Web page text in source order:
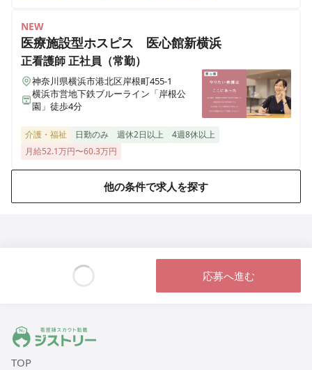
正看護師 正社員（常勤）
透析室看護師募集！【17時まで勤務★有給消化率
100%★残業ほぼなし】スタッフが明るく活気溢れる急
性期病院です♪
オペ室看護師募集！【有給消化率100%★産休・育休後
溢れる急性期病院です♪
《非常勤週3日〜》地域包括ケア病棟【有給消化率
100%★産休・育休後の復職率100％★残業ほぼなし】
スタッフが明るく活気溢れる急性期病院です♪
正看護師 正社員（常勤）
《日勤のみ》急性期病棟【有給消化率100%★産休・育
NEW
医療施設型ホスピス 医心館新横浜
正看護師正社員（常勤）
神奈川県横浜市港北区岸根町455-1
横浜市営地下鉄ブルーライン「岸根公
園」徒歩4分
介護・福祉 日勤のみ 週休2日以上
4週8休以上
月給52.1万円〜60.3万円
他の条件で求人を探す
応募へ進む
ジストリー 看護師の転職マッチング
TOP